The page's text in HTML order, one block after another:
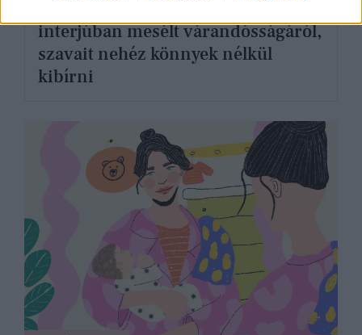
interjúban mesélt várandósságáról,
szavait nehéz könnyek nélkül
kibírni